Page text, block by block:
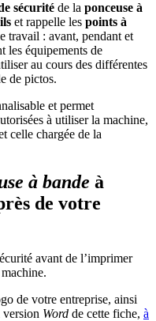
sécurité de la ponceuse à
et rappelle les points à
travail : avant, pendant et
les équipements de
au cours des différentes
de pictos.
et permet
à utiliser la machine,
celle chargée de la
à bande à
de votre
avant de l’imprimer
de votre entreprise, ainsi
version Word de cette fiche, à